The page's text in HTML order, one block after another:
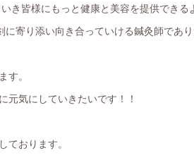
き皆様にもっと健康と美容を提供できる
寄り添い向き合っていける鍼灸師であり
。
元気にしていきたいです！！
おります。